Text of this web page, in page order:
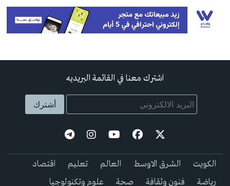
اشترك معنا في القائمة البريديه
الكويت الشرق الاوسط العالم تعليم
اقتصاد
رياضة
فنون وثقافة صحة علوم وتكنولوجيا